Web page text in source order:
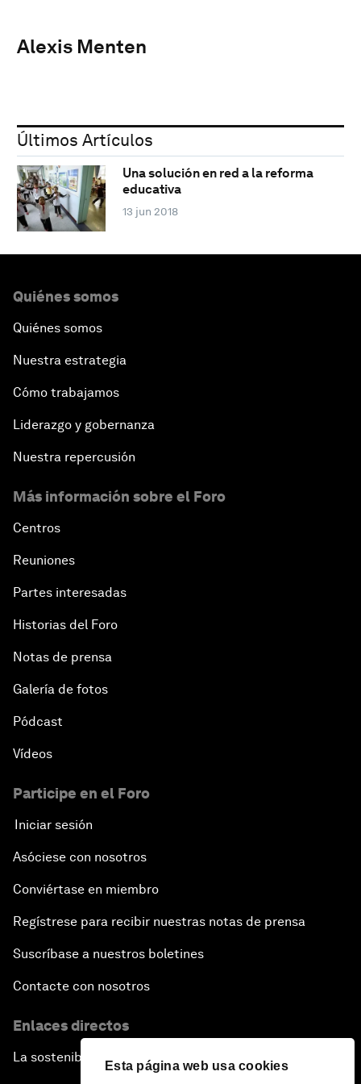
Esta página web usa cookies
Alexis Menten
Últimos Artículos
Una solución en red a la reforma
educativa
13 jun 2018
Quiénes somos
Quiénes somos
Nuestra estrategia
Cómo trabajamos
Liderazgo y gobernanza
Nuestra repercusión
Más información sobre el Foro
Centros
Reuniones
Partes interesadas
Historias del Foro
Notas de prensa
Galería de fotos
Pódcast
Vídeos
Participe en el Foro
Iniciar sesión
Asóciese con nosotros
Conviértase en miembro
Regístrese para recibir nuestras notas de prensa
Suscríbase a nuestros boletines
Contacte con nosotros
Enlaces directos
La sostenibilidad en el Foro